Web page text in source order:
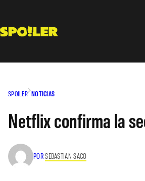
contenido
SPOILER NOTICIAS
Netflix confirma la
PORSEBASTIAN SACO